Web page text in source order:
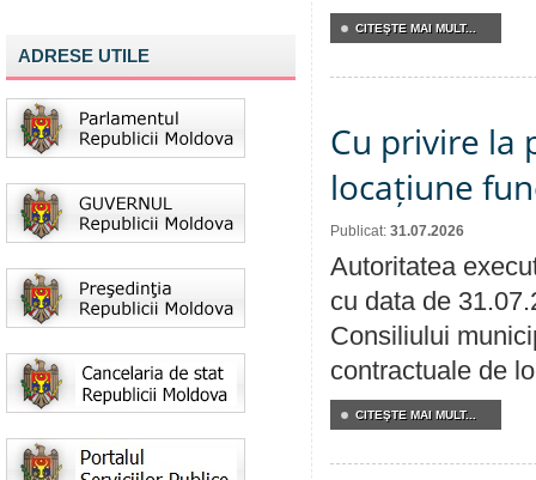
ADRESE UTILE
CITEŞTE MAI MULT...
Cu privire la
locațiune
Publicat: 31.07.2026
Autoritatea
cu data de
Consiliului
contractuale de
CITEŞTE MAI MULT...